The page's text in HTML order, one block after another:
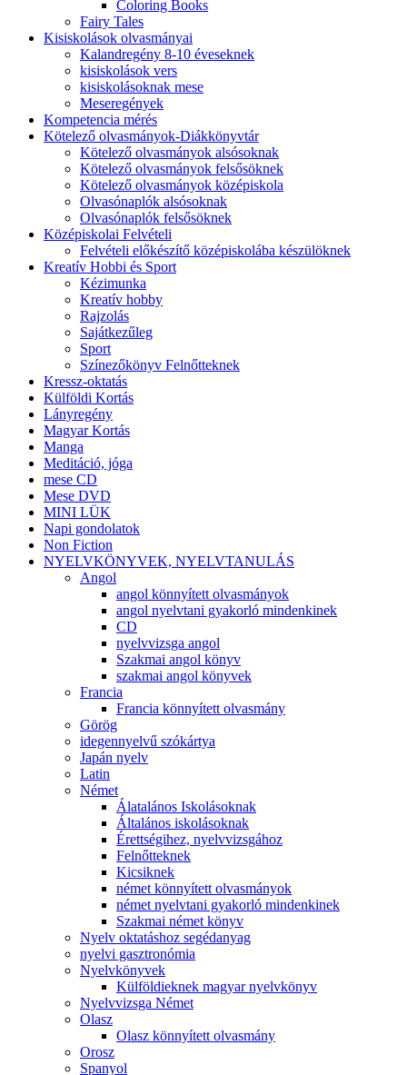
Coloring Books
Fairy Tales
Kisiskolások olvasmányai
Kalandregény 8-10 éveseknek
kisiskolások vers
kisiskolásoknak mese
Meseregények
Kompetencia mérés
Kötelező olvasmányok-Diákkönyvtár
Kötelező olvasmányok alsósoknak
Kötelező olvasmányok felsősöknek
Kötelező olvasmányok középiskola
Olvasónaplók alsósoknak
Olvasónaplók felsősöknek
Középiskolai Felvételi
Felvételi előkészítő középiskolába készülöknek
Kreatív Hobbi és Sport
Kézimunka
Kreatív hobby
Rajzolás
Sajátkezűleg
Sport
Színezőkönyv Felnőtteknek
Kressz-oktatás
Külföldi Kortás
Lányregény
Magyar Kortás
Manga
Meditáció, jóga
mese CD
Mese DVD
MINI LÜK
Napi gondolatok
Non Fiction
NYELVKÖNYVEK, NYELVTANULÁS
Angol
angol könnyített olvasmányok
angol nyelvtani gyakorló mindenkinek
CD
nyelvvizsga angol
Szakmai angol könyv
szakmai angol könyvek
Francia
Francia könnyített olvasmány
Görög
idegennyelvű szókártya
Japán nyelv
Latin
Német
Álatalános Iskolásoknak
Általános iskolásoknak
Érettségihez, nyelvvizsgához
Felnőtteknek
Kicsiknek
német könnyített olvasmányok
német nyelvtani gyakorló mindenkinek
Szakmai német könyv
Nyelv oktatáshoz segédanyag
nyelvi gasztronómia
Nyelvkönyvek
Külföldieknek magyar nyelvkönyv
Nyelvvizsga Német
Olasz
Olasz könnyített olvasmány
Orosz
Spanyol